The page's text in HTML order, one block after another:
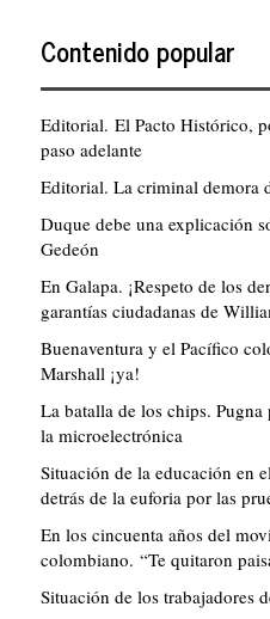
Contenido popular
Editorial. El Pacto Histórico,
paso adelante
Editorial. La criminal demora
Duque debe una explicación
Gedeón
En Galapa. ¡Respeto de los
garantías ciudadanas de
Buenaventura y el Pacífico
Marshall ¡ya!
La batalla de los chips.
la microelectrónica
Situación de la educación en
detrás de la euforia por las
En los cincuenta años del
colombiano. “Te quitaron
Situación de los trabajadores